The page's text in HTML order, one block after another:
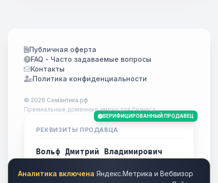
Аналитика включена Яндекс.Метрика и Вебвизор
Публичная оферта
FAQ - Часто задаваемые вопросы
Контакты
Политика конфиденциальности
© 2026 Семантика.рф
Премиальные доменные имена для бизнеса.
ВЕРИФИЦИРОВАННЫЙ ПРОДАВЕЦ
РЕКВИЗИТЫ ПРОДАВЦА
Вольф Дмитрий Владимирович